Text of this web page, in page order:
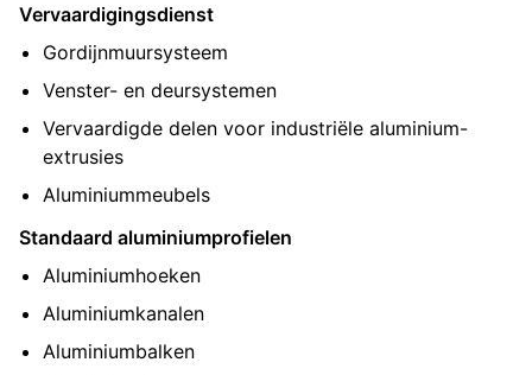
Vervaardigingsdienst
Gordijnmuursysteem
Venster- en deursystemen
Vervaardigde delen voor industriële aluminium-
extrusies
Aluminiummeubels
Standaard aluminiumprofielen
Aluminiumhoeken
Aluminiumkanalen
Aluminiumbalken